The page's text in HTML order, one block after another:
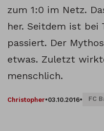
zum 1:0 im Netz.
her. Seitdem ist bei
passiert. Der
etwas. Zuletzt
menschlich.
Christopher•03.10.2016• FC